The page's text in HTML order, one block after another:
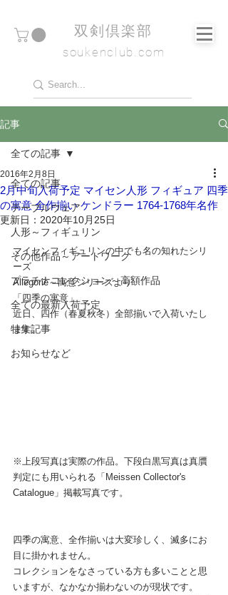
​双剣倶楽部
soukenclub.com
記事
全ての記事
テーブルウェア
人形～フィギュリン
その他作品～アートワーク
プラチナコレクション～高額作品
全ての最新入荷予定
特集記事
お知らせなど
全ての記事
2月中旬入荷予定 マイセン人形 フィギュア 四季
の寓意 全作揃い ケンドラー 1764-1768年名作
2016年2月8日
更新日： 2020年10月25日
マイセンフィギュリンの中でも名の知れたシリ
ーズ
Allegorie～寓意シリーズより
「四季の寓意」
近日、四作（春夏秋冬）全部揃いで入荷いたし
ます。
※上段写真は実際の作品。下段白黒写真は真贋
判定にも用いられる「Meissen Collector's
Catalogue」掲載写真です。
四季の寓意、全作揃いは大変珍しく、滅多にお
目に掛かれません。
コレクションをなさっている方も多いことと思
いますが、なかなか揃わないのが現状です。